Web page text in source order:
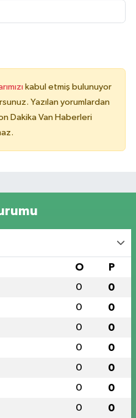
kabul etmiş bulunuyor
Yazılan yorumlardan
Dakika Van Haberleri
O P
0 0
0 0
0 0
0 0
0 0
0 0
0 0